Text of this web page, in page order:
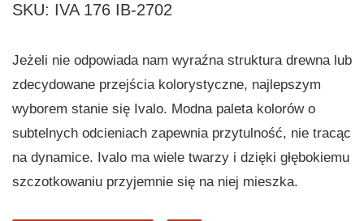
SKU: IVA 176 IB-2702
Jeżeli nie odpowiada nam wyraźna struktura drewna lub
zdecydowane przejścia kolorystyczne, najlepszym
wyborem stanie się Ivalo. Modna paleta kolorów o
subtelnych odcieniach zapewnia przytulność, nie tracąc
na dynamice. Ivalo ma wiele twarzy i dzięki głębokiemu
szczotkowaniu przyjemnie się na niej mieszka.